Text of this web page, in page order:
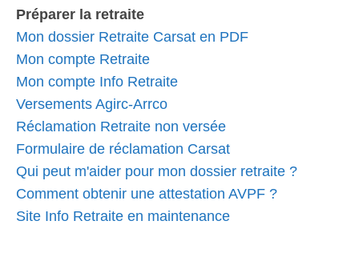
Préparer la retraite
Mon dossier Retraite Carsat en PDF
Mon compte Retraite
Mon compte Info Retraite
Versements Agirc-Arrco
Réclamation Retraite non versée
Formulaire de réclamation Carsat
Qui peut m'aider pour mon dossier retraite ?
Comment obtenir une attestation AVPF ?
Site Info Retraite en maintenance